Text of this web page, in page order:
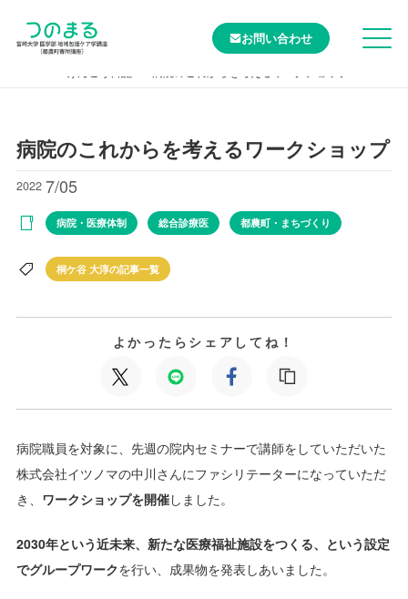
お問い合わせ
病院のこれからを考えるワークショップ
2022 7/05
病院・医療体制 総合診療医 都農町・まちづくり
桐ケ谷 大淳の記事一覧
よかったらシェアしてね！
病院職員を対象に、先週の院内セミナーで講師をしていただいた
株式会社イツノマの中川さんにファシリテーターになっていただ
き、 ワークショップを開催しました。
2030年という近未来、新たな医療福祉施設をつくる、という設定
でグループワークを行い、成果物を発表しあいました。